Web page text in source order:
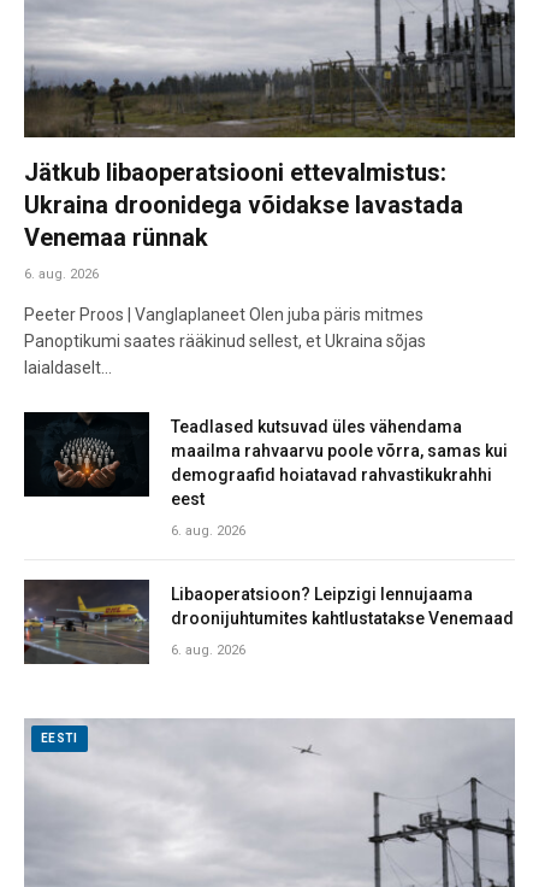
Jätkub libaoperatsiooni ettevalmistus:
Ukraina droonidega võidakse lavastada
Venemaa rünnak
6. aug. 2026
Peeter Proos | Vanglaplaneet Olen juba päris mitmes
Panoptikumi saates rääkinud sellest, et Ukraina sõjas
laialdaselt…
Teadlased kutsuvad üles vähendama
maailma rahvaarvu poole võrra, samas kui
demograafid hoiatavad rahvastikukrahhi
eest
6. aug. 2026
Libaoperatsioon? Leipzigi lennujaama
droonijuhtumites kahtlustatakse Venemaad
6. aug. 2026
EESTI